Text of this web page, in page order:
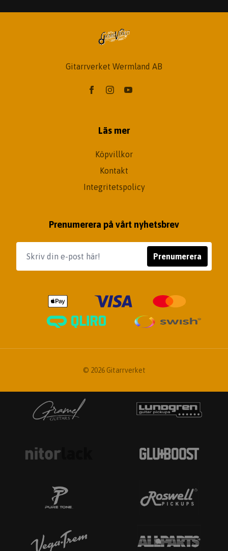
Gitarrverket Wermland AB
Läs mer
Köpvillkor
Kontakt
Integritetspolicy
Prenumerera på vårt nyhetsbrev
Prenumerera
© 2026 Gitarrverket